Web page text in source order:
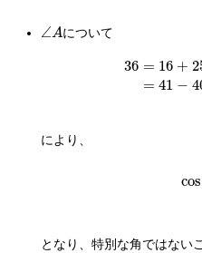
∠A
∠ Aについて
36 = 16 +
= 41 −
36= 16 +25 −
により、
cos
となり、特別な角ではない